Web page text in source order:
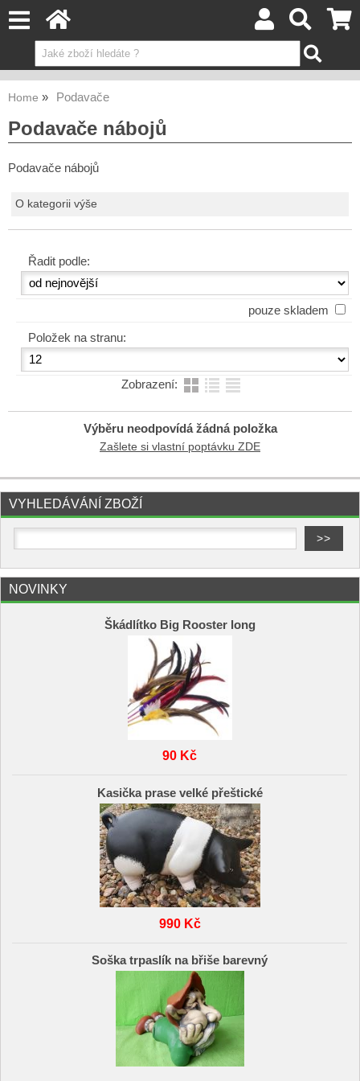
Home Podavače
Podavače nábojů
Podavače nábojů
O kategorii výše
Řadit podle:
pouze skladem
Položek na stranu:
Zobrazení:
Výběru neodpovídá žádná položka
Zašlete si vlastní poptávku ZDE
VYHLEDÁVÁNÍ ZBOŽÍ
NOVINKY
Škádlítko Big Rooster long
90 Kč
Kasička prase velké přeštické
990 Kč
Soška trpaslík na břiše barevný